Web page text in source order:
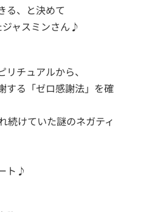
る、と決めて
ャスミンさん♪
チュアルから、
する「ゼロ感謝法」を確
続けていた謎のネガティ
ト♪